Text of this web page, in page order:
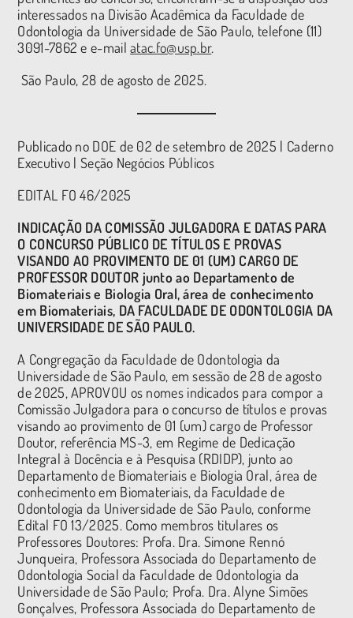
interessados na Divisão Acadêmica da Faculdade de
Odontologia da Universidade de São Paulo, telefone (11)
3091-7862 e e-mailatac.fo@usp.br.
São Paulo, 28 de agosto de 2025.
Publicado no DOE de 02 de setembro de 2025 | Caderno
Executivo | Seção Negócios Públicos
EDITAL FO 46/2025
INDICAÇÃO DA COMISSÃO JULGADORA E DATAS PARA
O CONCURSO PÚBLICO DE TÍTULOS E PROVAS
VISANDO AO PROVIMENTO DE 01 (UM) CARGO DE
PROFESSOR DOUTOR junto ao Departamento de
Biomateriais e Biologia Oral, área de conhecimento
em Biomateriais, DA FACULDADE DE ODONTOLOGIA DA
UNIVERSIDADE DE SÃO PAULO.
A Congregação da Faculdade de Odontologia da
Universidade de São Paulo, em sessão de 28 de agosto
de 2025, APROVOU os nomes indicados para compor a
Comissão Julgadora para o concurso de títulos e provas
visando ao provimento de 01 (um) cargo de Professor
Doutor, referência MS-3, em Regime de Dedicação
Integral à Docência e à Pesquisa (RDIDP), junto ao
Departamento de Biomateriais e Biologia Oral, área de
conhecimento em Biomateriais, da Faculdade de
Odontologia da Universidade de São Paulo, conforme
Edital FO 13/2025. Como membros titulares os
Professores Doutores: Profa. Dra. Simone Rennó
Junqueira, Professora Associada do Departamento de
Odontologia Social da Faculdade de Odontologia da
Universidade de São Paulo; Profa. Dra. Alyne Simões
Gonçalves, Professora Associada do Departamento de